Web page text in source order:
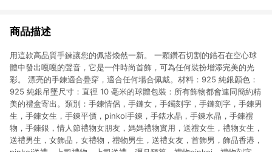
商品描述
用這款高品質手鍊讓您的佩搭煥然一新。 一顆鑽石切割的鋯石在空心球
體中發出嘎嘎的聲音，它是一件時尚首飾，可為任何裝扮增添完美的光
彩。 漂亮的手鍊適合疊穿，適合任何場合佩戴。材料：925 純銀顏色：
925 純銀吊墜尺寸：直徑 10 毫米的球體包裝：所有飾物都會連同簡約精
美的禮盒寄出。類別：手鍊情侶，手鏈女，手鐲刻字，手鏈刻字，手鍊男
生，手鍊女生，手鍊平價，pinkoi手鍊，手錶水晶，手鍊水晶，手鍊禮
物，手鍊銀，情人節禮物女朋友，媽媽禮物實用，送禮女生，禮物女生，
送禮男生，女飾品，女禮物，禮物男生，送禮女友，首飾男，飾品香港，